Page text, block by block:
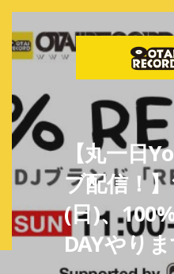
【丸一日
ブ配信！
(日)、
DAYやり